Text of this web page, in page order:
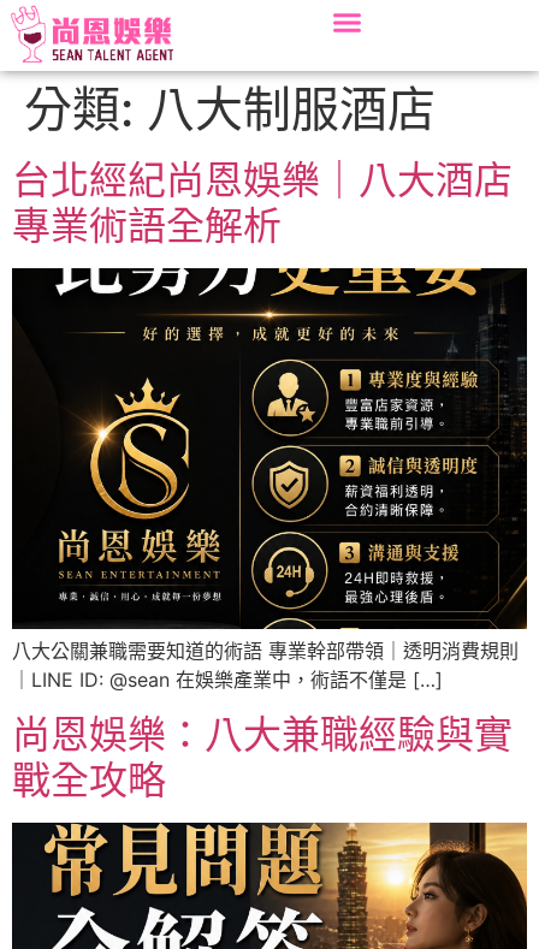
分類: 八大制服酒店
台北經紀尚恩娛樂｜八大酒店
專業術語全解析
八大公關兼職需要知道的術語 專業幹部帶領｜透明消費規則
｜LINE ID: @sean 在娛樂產業中，術語不僅是 […]
尚恩娛樂：八大兼職經驗與實
戰全攻略